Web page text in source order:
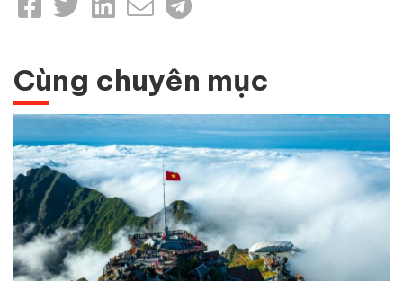
Cùng chuyên mục